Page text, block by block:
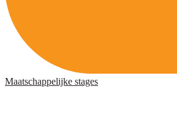
Maatschappelijke stages